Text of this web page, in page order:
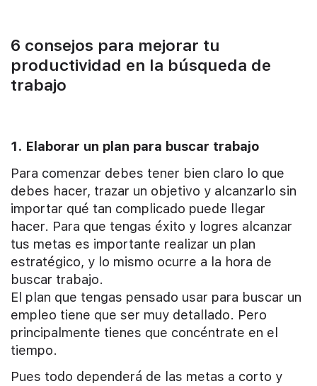
6 consejos para mejorar tu
productividad en la búsqueda de
trabajo
1. Elaborar un plan para buscar trabajo
Para comenzar debes tener bien claro lo que
debes hacer, trazar un objetivo y alcanzarlo sin
importar qué tan complicado puede llegar
hacer. Para que tengas éxito y logres alcanzar
tus metas es importante realizar un plan
estratégico, y lo mismo ocurre a la hora de
buscar trabajo.
El plan que tengas pensado usar para buscar un
empleo tiene que ser muy detallado. Pero
principalmente tienes que concéntrate en el
tiempo.
Pues todo dependerá de las metas a corto y